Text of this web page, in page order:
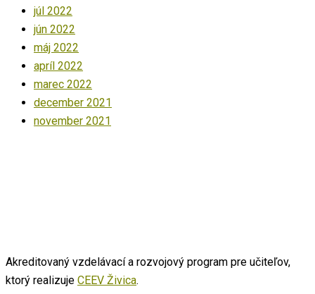
júl 2022
jún 2022
máj 2022
apríl 2022
marec 2022
december 2021
november 2021
Akreditovaný vzdelávací a rozvojový program pre učiteľov,
ktorý realizuje CEEV Živica.